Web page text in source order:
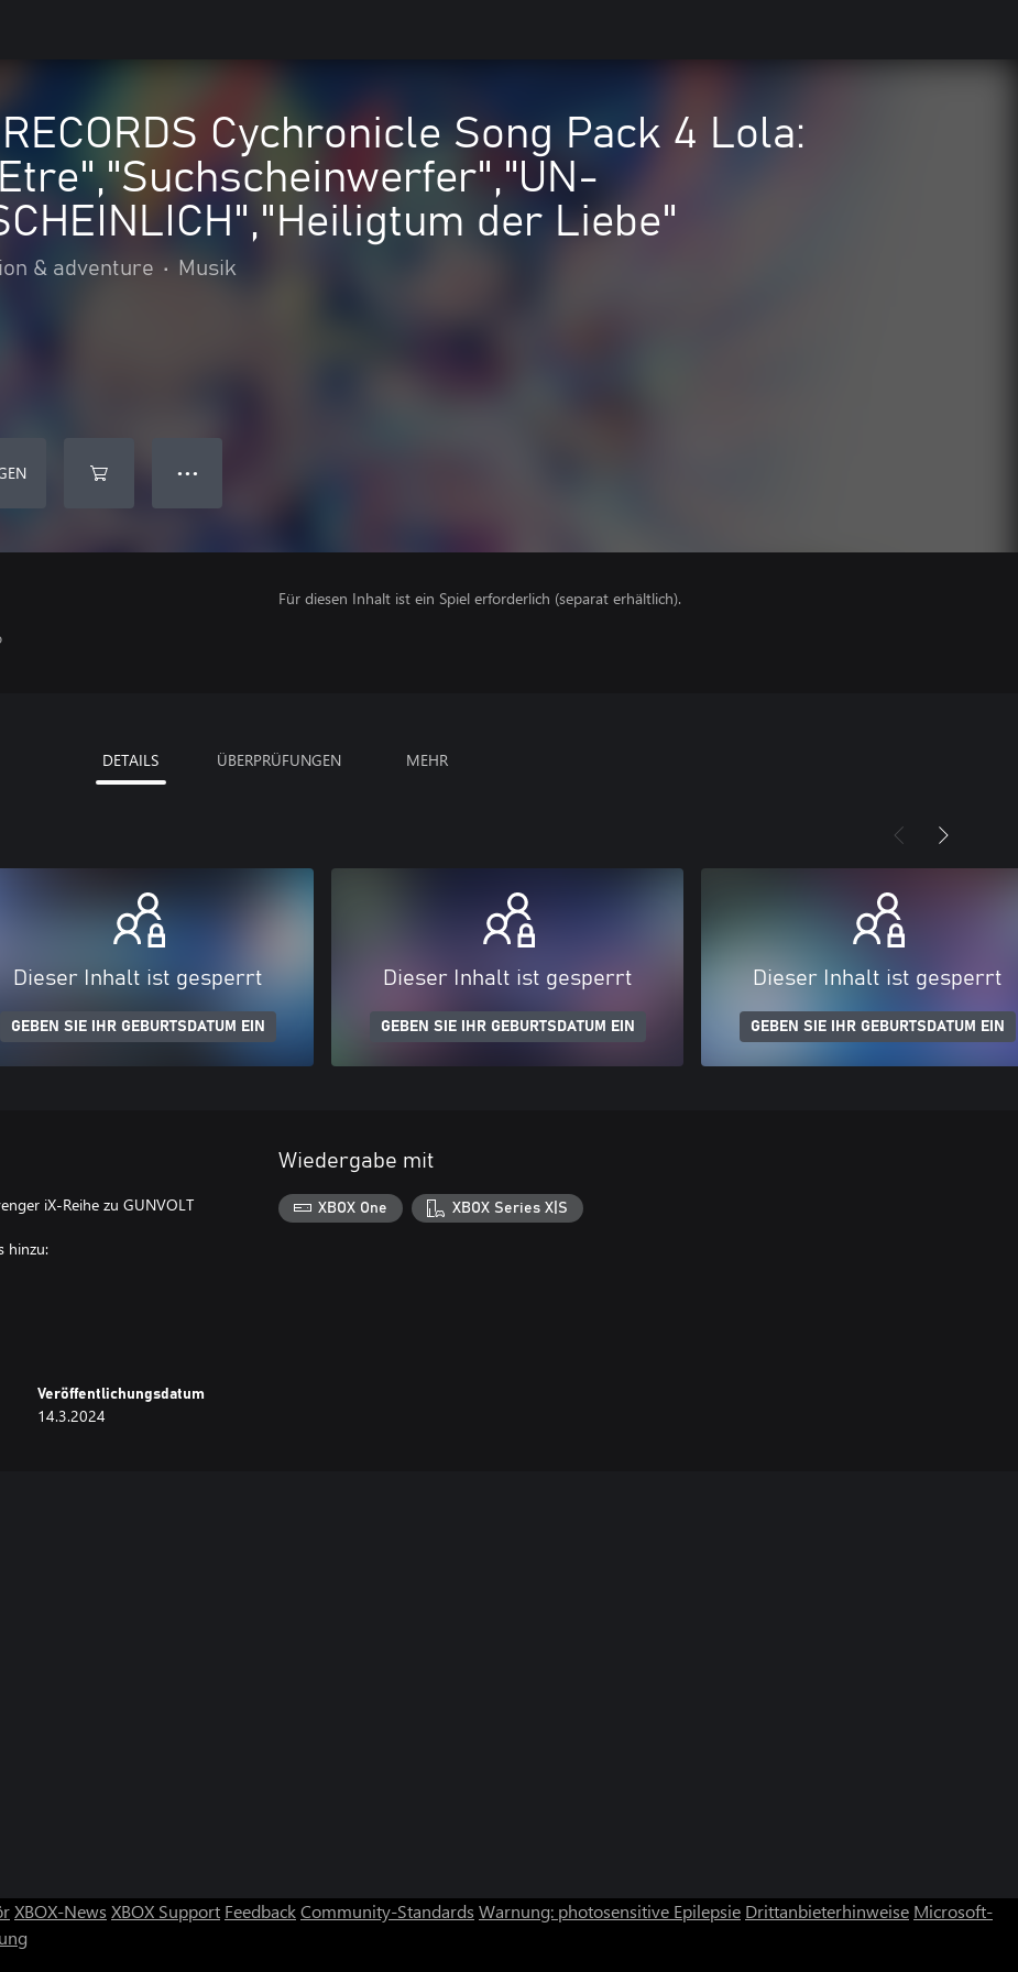
RECORDS Cychronicle Song Pack 4 Lola:
der Liebe"
& adventure • Musik
● ● ●
Für diesen Inhalt ist ein Spiel erforderlich (separat erhältlich).
DETAILS ÜBERPRÜFUNGEN MEHR
Dieser Inhalt ist gesperrt
GEBEN SIE IHR GEBURTSDATUM EIN
Dieser Inhalt ist gesperrt
GEBEN SIE IHR GEBURTSDATUM EIN
Dieser Inhalt ist gesperrt
GEBEN SIE IHR GEBURTSDATUM EIN
iX-Reihe zu GUNVOLT
hinzu:
Veröffentlichungsdatum
14.3.2024
Wiedergabe mit
XBOX One XBOX Series X|S
XBOX-News XBOX Support FeedbackCommunity-Standards Warnung: photosensitive Epilepsie Drittanbieterhinweise Microsoft-